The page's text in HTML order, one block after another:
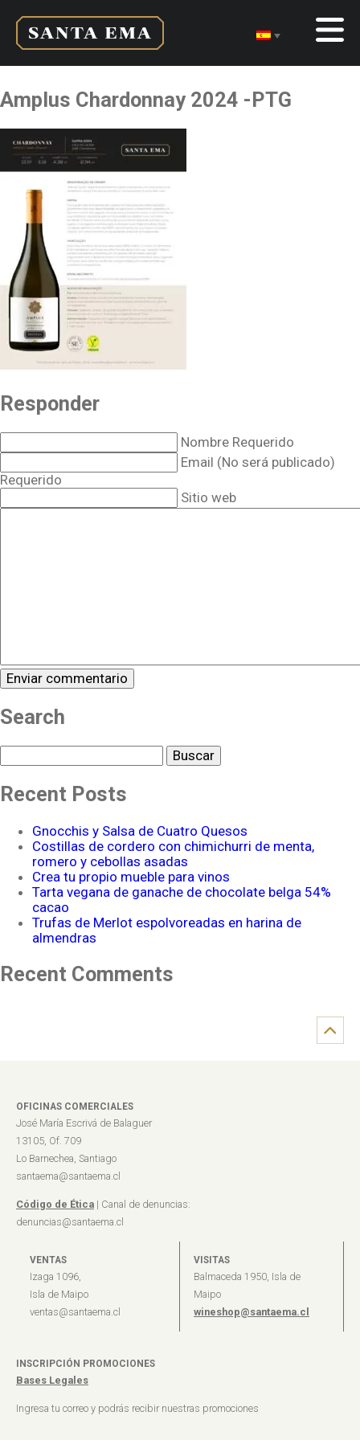
Amplus Chardonnay 2024 -PTG
Responder
Nombre Requerido
Email (No será publicado)
Requerido
Sitio web
Search
Recent Posts
Gnocchis y Salsa de Cuatro Quesos
Costillas de cordero con chimichurri de menta,
romero y cebollas asadas
Crea tu propio mueble para vinos
Tarta vegana de ganache de chocolate belga 54%
cacao
Trufas de Merlot espolvoreadas en harina de
almendras
Recent Comments
OFICINAS COMERCIALES
José María Escrivá de Balaguer
13105, Of. 709
Lo Barnechea, Santiago
santaema@santaema.cl
Código de Ética | Canal de denuncias:
denuncias@santaema.cl
VENTAS
Izaga 1096,
Isla de Maipo
ventas@santaema.cl
VISITAS
Balmaceda 1950, Isla de
Maipo
wineshop@santaema.cl
INSCRIPCIÓN PROMOCIONES
Bases Legales
Ingresa tu correo y podrás recibir nuestras promociones